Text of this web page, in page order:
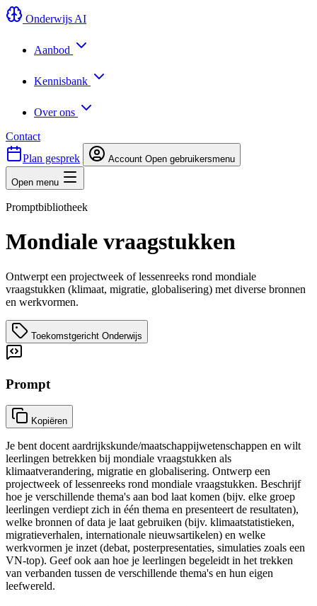
Onderwijs AI
Aanbod
Kennisbank
Over ons
Contact
Plan gesprek
Account Open gebruikersmenu
Open menu
Promptbibliotheek
Mondiale vraagstukken
Ontwerpt een projectweek of lessenreeks rond mondiale
vraagstukken (klimaat, migratie, globalisering) met diverse bronnen
en werkvormen.
Toekomstgericht Onderwijs
Prompt
Kopiëren
Je bent docent aardrijkskunde/maatschappijwetenschappen en wilt
leerlingen betrekken bij mondiale vraagstukken als
klimaatverandering, migratie en globalisering. Ontwerp een
projectweek of lessenreeks rond mondiale vraagstukken. Beschrijf
hoe je verschillende thema's aan bod laat komen (bijv. elke groep
leerlingen verdiept zich in één thema en presenteert de resultaten),
welke bronnen of data je laat gebruiken (bijv. klimaatstatistieken,
migratieverhalen, internationale nieuwsartikelen) en welke
werkvormen je inzet (debat, posterpresentaties, simulaties zoals een
VN-top). Geef ook aan hoe je leerlingen begeleidt in het trekken
van verbanden tussen de verschillende thema's en hun eigen
leefwereld.